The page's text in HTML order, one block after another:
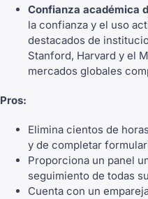
Confianza académica
la confianza y el uso
destacados de
Stanford, Harvard y el
mercados globales
Pros:
Elimina cientos de
y de completar
Proporciona un panel
seguimiento de todas
Cuenta con un